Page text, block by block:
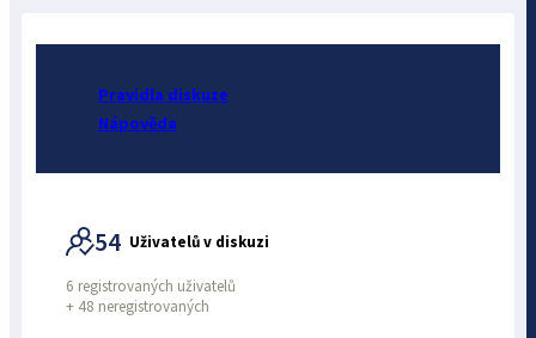
Pravidla diskuze
Nápověda
54 Uživatelů v diskuzi
6 registrovaných uživatelů
+ 48 neregistrovaných